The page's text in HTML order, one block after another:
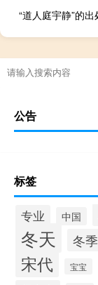
“道人庭宇静”的出
公告
标签
专业 中国
冬天 冬季
宋代 宝宝